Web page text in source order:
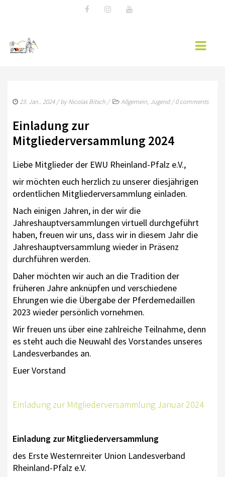
WESTERNREITEN
REITZEIT & EHRENSACHE
MITGLIED WERDEN
ONLINE SHOP
SATZUNG
SPONSOREN
TURNIERSPORT
TURNIERE 2026
SÜDWEST-TROPHY & CUPS
JUGEND
KIDS CLUB
LOGIN MSS
KONTAKT
23. Jan.. 2024/ byNicolas Bitsch / Allgemein, Jugend/0 comments
Einladung zur
Mitgliederversammlung 2024
Liebe Mitglieder der EWU Rheinland-Pfalz e.V.,
wir möchten euch herzlich zu unserer diesjährigen
ordentlichen Mitgliederversammlung einladen.
Nach einigen Jahren, in der wir die
Jahreshauptversammlungen virtuell durchgeführt
haben, freuen wir uns, dass wir in diesem Jahr die
Jahreshauptversammlung wieder in Präsenz
durchführen werden.
Daher möchten wir auch an die Tradition der
früheren Jahre anknüpfen und verschiedene
Ehrungen wie die Übergabe der Pferdemedaillen
2023 wieder persönlich vornehmen.
Wir freuen uns über eine zahlreiche Teilnahme, denn
es steht auch die Neuwahl des Vorstandes unseres
Landesverbandes an.
Euer Vorstand
Einladung zur Mitgliederversammlung Januar 2024
Einladung zur Mitgliederversammlung
des Erste Westernreiter Union Landesverband
Rheinland-Pfalz e.V.